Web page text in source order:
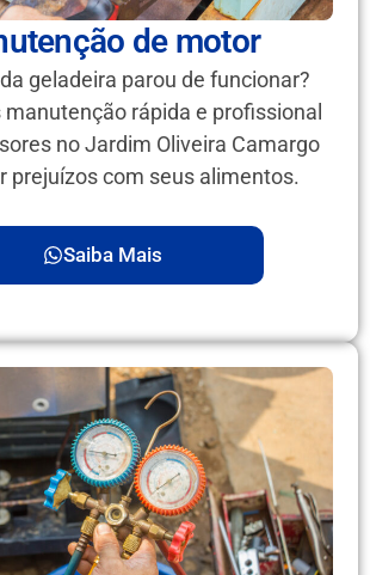
de motor
geladeira parou de funcionar?
manutenção rápida e profissional
no Jardim Oliveira Camargo
prejuízos com seus alimentos.
Saiba Mais